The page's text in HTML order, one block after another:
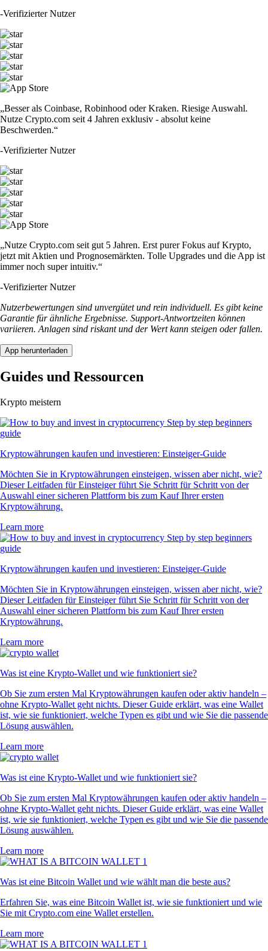
-Verifizierter Nutzer
„Besser als Coinbase, Robinhood oder Kraken. Riesige Auswahl.
Nutze Crypto.com seit 4 Jahren exklusiv - absolut keine
Beschwerden.“
-Verifizierter Nutzer
„Nutze Crypto.com seit gut 5 Jahren. Erst purer Fokus auf Krypto,
jetzt mit Aktien und Prognosemärkten. Tolle Upgrades und die App ist
immer noch super intuitiv.“
-Verifizierter Nutzer
Nutzerbewertungen sind unvergütet und rein individuell. Es gibt keine
Garantie für ähnliche Ergebnisse. Support-Antwortzeiten können
variieren. Anlagen sind riskant und der Wert kann steigen oder fallen.
App herunterladen
Guides und Ressourcen
Krypto meistern
Kryptowährungen kaufen und investieren: Einsteiger-Guide
Möchten Sie in Kryptowährungen einsteigen, wissen aber nicht, wie?
Dieser Leitfaden für Einsteiger führt Sie Schritt für Schritt von der
Auswahl einer sicheren Plattform bis zum Kauf Ihrer ersten
Kryptowährung.
Learn more
Kryptowährungen kaufen und investieren: Einsteiger-Guide
Möchten Sie in Kryptowährungen einsteigen, wissen aber nicht, wie?
Dieser Leitfaden für Einsteiger führt Sie Schritt für Schritt von der
Auswahl einer sicheren Plattform bis zum Kauf Ihrer ersten
Kryptowährung.
Learn more
Was ist eine Krypto-Wallet und wie funktioniert sie?
Ob Sie zum ersten Mal Kryptowährungen kaufen oder aktiv handeln –
ohne Krypto-Wallet geht nichts. Dieser Guide erklärt, was eine Wallet
ist, wie sie funktioniert, welche Typen es gibt und wie Sie die passende
Lösung auswählen.
Learn more
Was ist eine Krypto-Wallet und wie funktioniert sie?
Ob Sie zum ersten Mal Kryptowährungen kaufen oder aktiv handeln –
ohne Krypto-Wallet geht nichts. Dieser Guide erklärt, was eine Wallet
ist, wie sie funktioniert, welche Typen es gibt und wie Sie die passende
Lösung auswählen.
Learn more
Was ist eine Bitcoin Wallet und wie wählt man die beste aus?
Erfahren Sie, was eine Bitcoin Wallet ist, wie sie funktioniert und wie
Sie mit Crypto.com eine Wallet erstellen.
Learn more